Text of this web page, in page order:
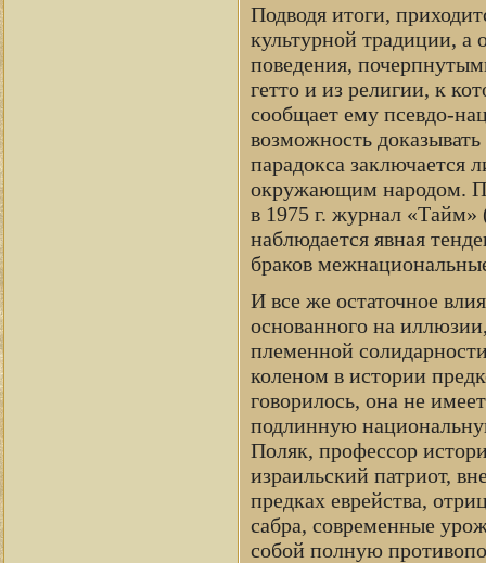
Подводя итоги,
культурной традиции,
поведения,
гетто и из религии, к
сообщает ему псевдо-
возможность
парадокса заключается
окружающим народом.
в 1975 г. журнал «Тайм»
наблюдается явная
браков
И все же остаточное
основанного на
племенной
коленом в истории
говорилось, она не
подлинную
Поляк, профессор
израильский патриот,
предках еврейства,
сабра, современные
собой полную